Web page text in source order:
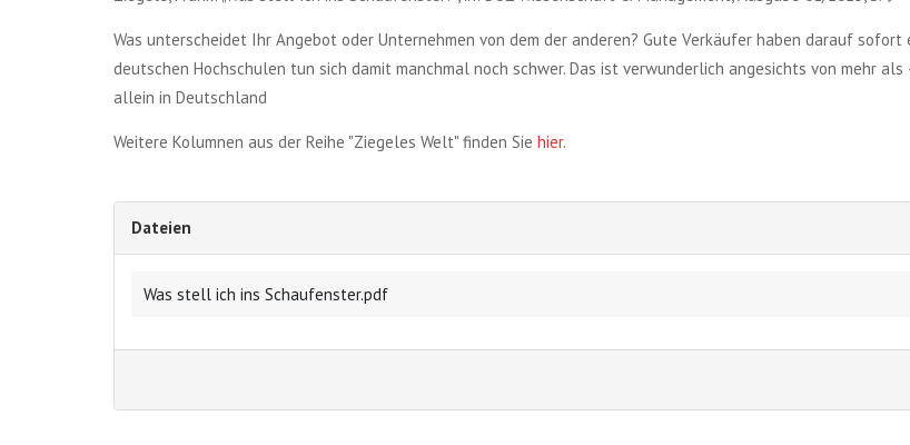
Was unterscheidet Ihr Angebot oder Unternehmen von dem der anderen? Gute Verkäufer haben darauf sofort
deutschen Hochschulen tun sich damit manchmal noch schwer. Das ist verwunderlich angesichts von mehr
allein in Deutschland
Weitere Kolumnen aus der Reihe "Ziegeles Welt" finden Sie hier.
Dateien
Was stell ich ins Schaufenster.pdf